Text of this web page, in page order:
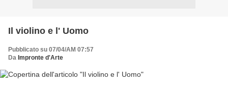
Il violino e l' Uomo
Pubblicato su 07/04/AM 07:57
Da Impronte d'Arte